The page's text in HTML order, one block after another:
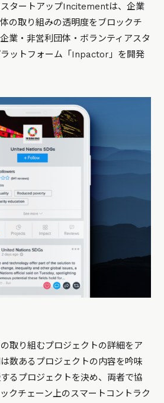
タートアップIncitementは、企業
の取り組みの透明度をブロックチ
業・非営利団体・ボランティアスタ
ットフォーム「Inpactor」を開発
取り組むプロジェクトの詳細をア
数あるプロジェクトの内容を吟味
るプロジェクトを決め、両者で協
クチェーン上のスマートコントラク